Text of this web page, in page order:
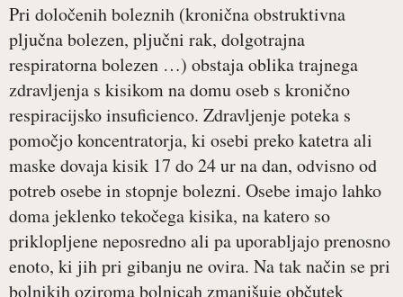
Pri določenih boleznih (kronična obstruktivna
pljučna bolezen, pljučni rak, dolgotrajna
respiratorna bolezen …) obstaja oblika trajnega
zdravljenja s kisikom na domu oseb s kronično
respiracijsko insuficienco. Zdravljenje poteka s
pomočjo koncentratorja, ki osebi preko katetra ali
maske dovaja kisik 17 do 24 ur na dan, odvisno od
potreb osebe in stopnje bolezni. Osebe imajo lahko
doma jeklenko tekočega kisika, na katero so
priklopljene neposredno ali pa uporabljajo prenosno
enoto, ki jih pri gibanju ne ovira. Na tak način se pri
bolnikih oziroma bolnicah zmanjšuje občutek